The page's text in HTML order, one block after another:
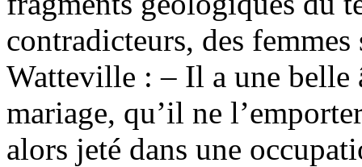
contradicteurs, des
Watteville : – Il a une belle
mariage, qu’il ne
alors jeté dans une